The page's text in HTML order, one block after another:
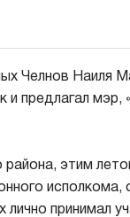
Челнов Наиля
предлагал мэр,
этим
принимал